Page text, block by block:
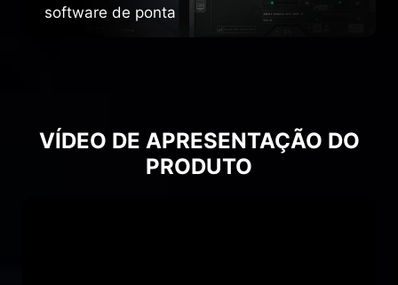
software de ponta
VÍDEO DE APRESENTAÇÃO DO
PRODUTO